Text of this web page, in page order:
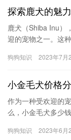
探索鹿犬的魅
鹿犬（Shiba Inu）
迎的宠物之一。这
狗狗知识 2023年7月
小金毛犬价格
作为一种受欢迎的
么，小金毛犬多少
毛犬的价…
狗狗知识 2023年6月